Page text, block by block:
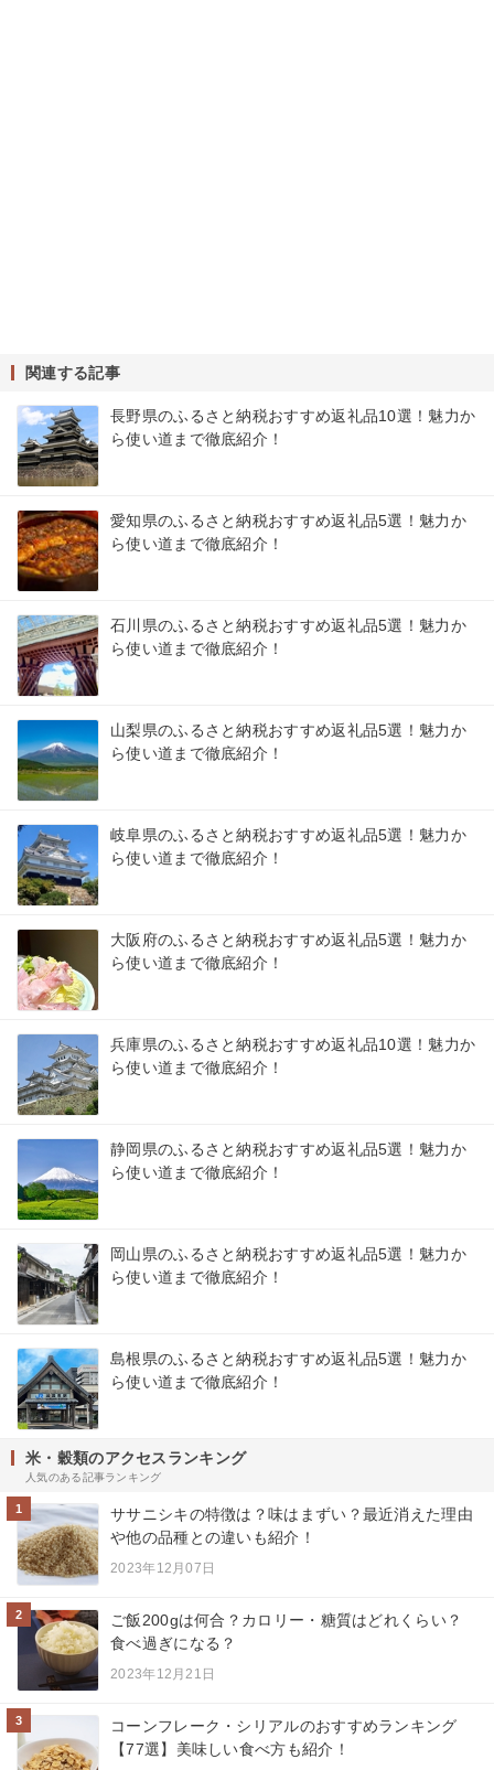
関連する記事
長野県のふるさと納税おすすめ返礼品10選！魅力か
ら使い道まで徹底紹介！
愛知県のふるさと納税おすすめ返礼品5選！魅力か
ら使い道まで徹底紹介！
石川県のふるさと納税おすすめ返礼品5選！魅力か
ら使い道まで徹底紹介！
山梨県のふるさと納税おすすめ返礼品5選！魅力か
ら使い道まで徹底紹介！
岐阜県のふるさと納税おすすめ返礼品5選！魅力か
ら使い道まで徹底紹介！
大阪府のふるさと納税おすすめ返礼品5選！魅力か
ら使い道まで徹底紹介！
兵庫県のふるさと納税おすすめ返礼品10選！魅力か
ら使い道まで徹底紹介！
静岡県のふるさと納税おすすめ返礼品5選！魅力か
ら使い道まで徹底紹介！
岡山県のふるさと納税おすすめ返礼品5選！魅力か
ら使い道まで徹底紹介！
島根県のふるさと納税おすすめ返礼品5選！魅力か
ら使い道まで徹底紹介！
米・穀類のアクセスランキング
人気のある記事ランキング
1
ササニシキの特徴は？味はまずい？最近消えた理由
や他の品種との違いも紹介！
2023年12月07日
2
ご飯200gは何合？カロリー・糖質はどれくらい？
食べ過ぎになる？
2023年12月21日
3
コーンフレーク・シリアルのおすすめランキング
【77選】美味しい食べ方も紹介！